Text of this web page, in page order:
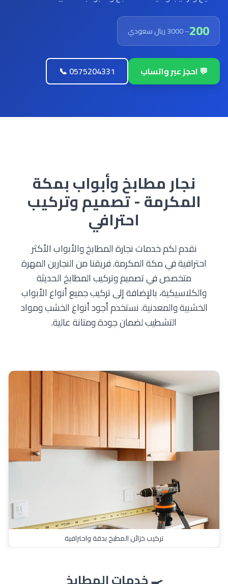
200– 3000 ريال سعودي
💬 احجز عبر واتساب 📞 0575204331
نجار مطابخ وأبواب بمكة
المكرمة - تصميم وتركيب
احترافي
نقدم لكم خدمات نجارة المطابخ والأبواب الأكثر
احترافية في مكة المكرمة. فريقنا من النجارين المهرة
متخصص في تصميم وتركيب المطابخ الحديثة
والكلاسيكية، بالإضافة إلى تركيب جميع أنواع الأبواب
الخشبية والمعدنية. نستخدم أجود أنواع الخشب ومواد
التشطيب لضمان جودة ومتانة عالية.
تركيب خزائن المطبخ بدقة واحترافية